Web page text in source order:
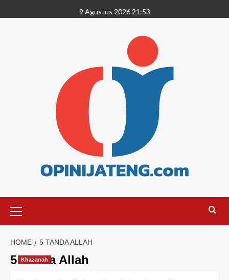
9 Agustus 2026 21:53
HOME 5 TANDA ALLAH
5 Tanda Allah
Khazanah